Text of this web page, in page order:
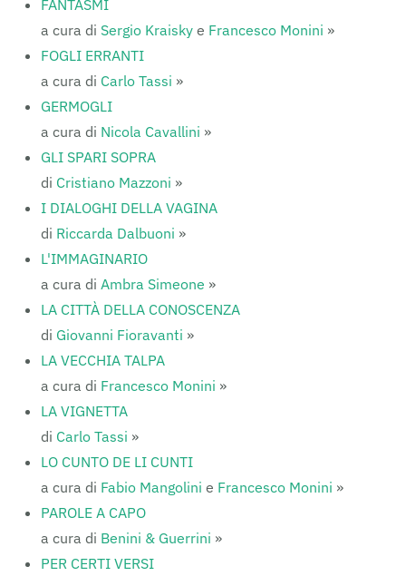
FANTASMI
a cura di Sergio Kraisky e Francesco Monini »
FOGLI ERRANTI
a cura di Carlo Tassi »
GERMOGLI
a cura di Nicola Cavallini »
GLI SPARI SOPRA
di Cristiano Mazzoni »
I DIALOGHI DELLA VAGINA
di Riccarda Dalbuoni »
L'IMMAGINARIO
a cura di Ambra Simeone »
LA CITTÀ DELLA CONOSCENZA
di Giovanni Fioravanti »
LA VECCHIA TALPA
a cura di Francesco Monini »
LA VIGNETTA
di Carlo Tassi »
LO CUNTO DE LI CUNTI
a cura di Fabio Mangolini e Francesco Monini »
PAROLE A CAPO
a cura di Benini & Guerrini »
PER CERTI VERSI